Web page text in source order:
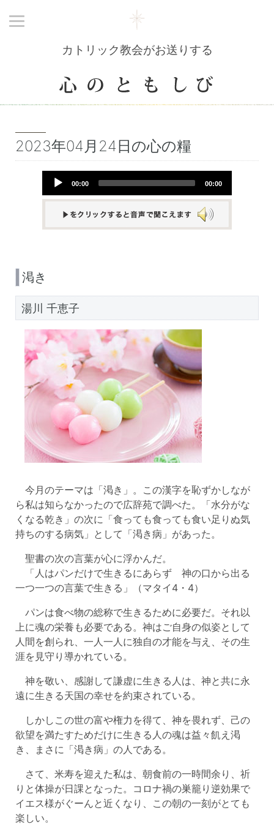
カトリック教会がお送りする
2023年04月24日の心の糧
Audio
00:00 00:00
渇き
湯川 千恵子
今月のテーマは「渇き」。この漢字を恥ずかしなが
ら私は知らなかったので広辞苑で調べた。「水分がな
くなる乾き」の次に「食っても食っても食い足りぬ気
持ちのする病気」として「渇き病」があった。
聖書の次の言葉が心に浮かんだ。
「人はパンだけで生きるにあらず 神の口から出る
一つ一つの言葉で生きる」（マタイ4・4）
パンは食べ物の総称で生きるために必要だ。それ以
上に魂の栄養も必要である。神はご自身の似姿として
人間を創られ、一人一人に独自の才能を与え、その生
涯を見守り導かれている。
神を敬い、感謝して謙虚に生きる人は、神と共に永
遠に生きる天国の幸せを約束されている。
しかしこの世の富や権力を得て、神を畏れず、己の
欲望を満たすためだけに生きる人の魂は益々飢え渇
き、まさに「渇き病」の人である。
さて、米寿を迎えた私は、朝食前の一時間余り、祈
りと体操が日課となった。コロナ禍の巣籠り逆効果で
イエス様がぐーんと近くなり、この朝の一刻がとても
楽しい。